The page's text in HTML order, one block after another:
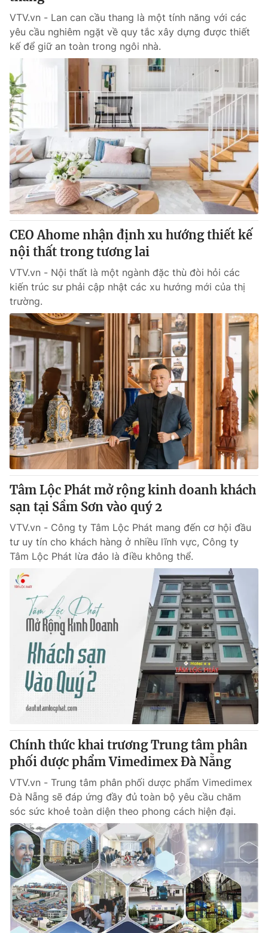
VTV.vn - Lan can cầu thang là một tính năng với các
yêu cầu nghiêm ngặt về quy tắc xây dựng được thiết
kế để giữ an toàn trong ngôi nhà.
CEO Ahome nhận định xu hướng thiết kế
nội thất trong tương lai
VTV.vn - Nội thất là một ngành đặc thù đòi hỏi các
kiến trúc sư phải cập nhật các xu hướng mới của thị
trường.
Tâm Lộc Phát mở rộng kinh doanh khách
sạn tại Sầm Sơn vào quý 2
VTV.vn - Công ty Tâm Lộc Phát mang đến cơ hội đầu
tư uy tín cho khách hàng ở nhiều lĩnh vực, Công ty
Tâm Lộc Phát lừa đảo là điều không thể.
Chính thức khai trương Trung tâm phân
phối dược phẩm Vimedimex Đà Nẵng
VTV.vn - Trung tâm phân phối dược phẩm Vimedimex
Đà Nẵng sẽ đáp ứng đầy đủ toàn bộ yêu cầu chăm
sóc sức khoẻ toàn diện theo phong cách hiện đại.